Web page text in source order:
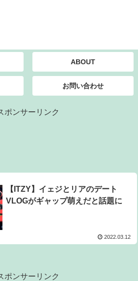
ABOUT
お問い合わせ
ポンサーリンク
【ITZY】イェジとリアのデート
VLOGがギャップ萌えだと話題に
2022.03.12
ポンサーリンク